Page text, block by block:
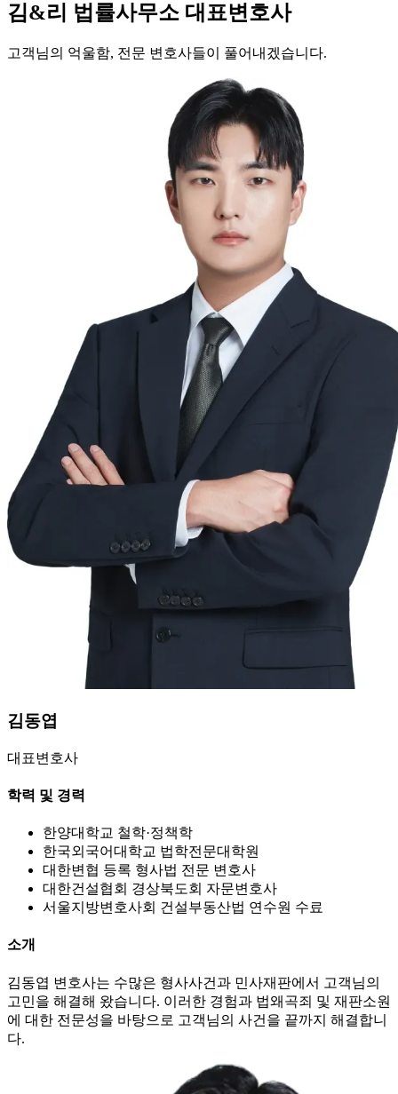
김&리 법률사무소 대표변호사
고객님의 억울함, 전문 변호사들이 풀어내겠습니다.
김동엽
대표변호사
학력 및 경력
한양대학교 철학·정책학
한국외국어대학교 법학전문대학원
대한변협 등록 형사법 전문 변호사
대한건설협회 경상북도회 자문변호사
서울지방변호사회 건설부동산법 연수원 수료
소개
김동엽 변호사는 수많은 형사사건과 민사재판에서 고객님의
고민을 해결해 왔습니다. 이러한 경험과 법왜곡죄 및 재판소원
에 대한 전문성을 바탕으로 고객님의 사건을 끝까지 해결합니
다.